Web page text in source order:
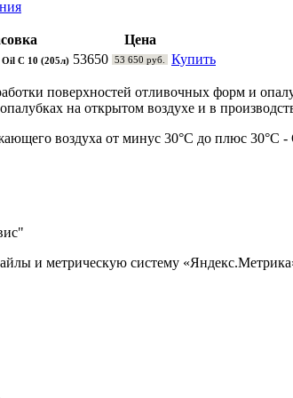
Цена
C 10 (205л) 53650 53 650 руб. Купить
поверхностей отливочных форм и
на открытом воздухе и в
воздуха от минус 30°С до плюс 30°С
и метрическую систему